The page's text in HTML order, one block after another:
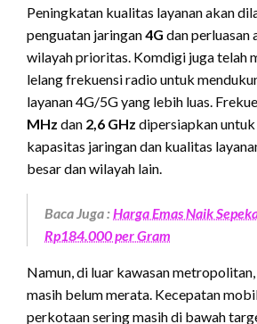
Peningkatan kualitas layanan akan
penguatan jaringan4G dan perluasan
wilayah prioritas. Komdigi juga telah
lelang frekuensi radio untuk
layanan 4G/5G yang lebih luas.
MHz dan 2,6 GHz dipersiapkan
kapasitas jaringan dan kualitas
besar dan wilayah lain.
Baca Juga :Harga Emas Naik
Rp184.000 per Gram
Namun, di luar kawasan
masih belum merata. Kecepatan
perkotaan sering masih di bawah